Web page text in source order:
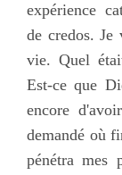
expérience
de credos. Je
vie. Quel
Est-ce que
encore
demandé où
pénétra mes